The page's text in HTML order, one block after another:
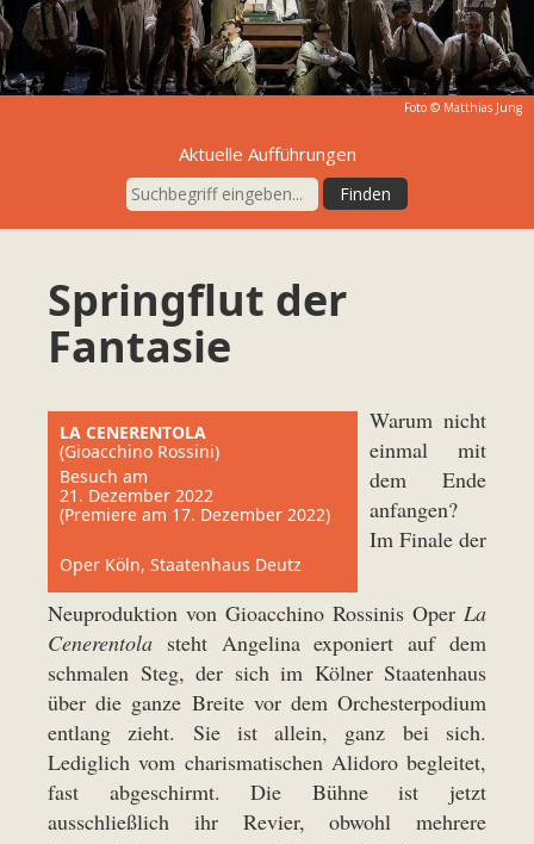
Foto © Matthias Jung
Aktuelle Aufführungen
Springflut der
Fantasie
LA CENERENTOLA
(Gioacchino Rossini)
Besuch am
21. Dezember 2022
(Premiere am 17. Dezember 2022)
Oper Köln, Staatenhaus Deutz
Warum nicht
einmal mit
dem Ende
anfangen?
Im Finale der
Neuproduktion von Gioacchino Rossinis Oper La
Cenerentola steht Angelina exponiert auf dem
schmalen Steg, der sich im Kölner Staatenhaus
über die ganze Breite vor dem Orchesterpodium
entlang zieht. Sie ist allein, ganz bei sich.
Lediglich vom charismatischen Alidoro begleitet,
fast abgeschirmt. Die Bühne ist jetzt
ausschließlich ihr Revier, obwohl mehrere